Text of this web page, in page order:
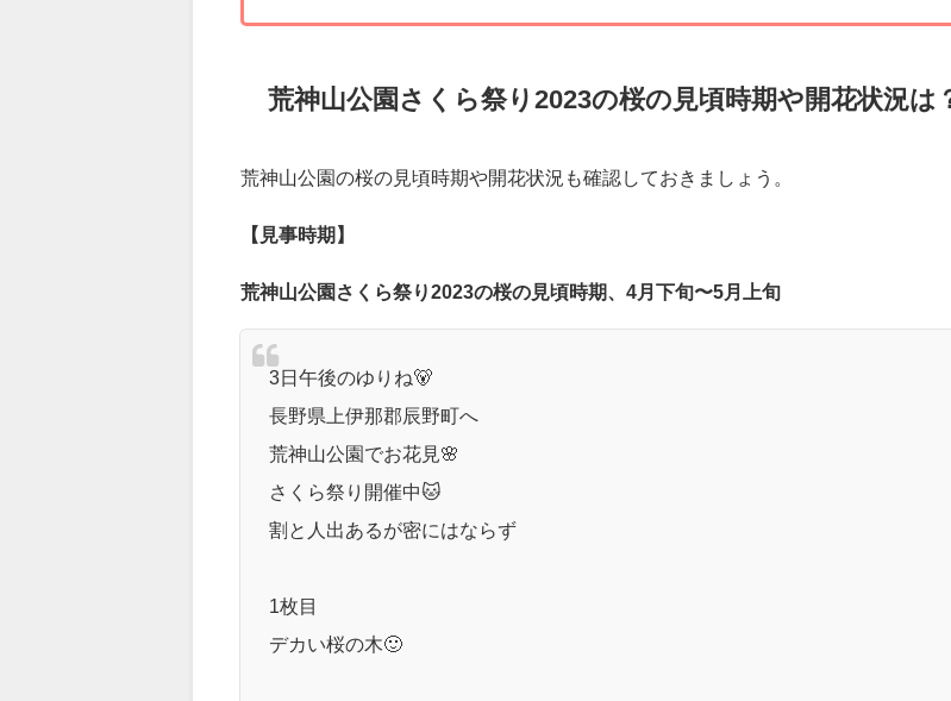
18：00〜21：00
荒神山公園さくら祭り2023の桜の見頃時期や開花状況は？
荒神山公園の桜の見頃時期や開花状況も確認しておきましょう。
【見事時期】
荒神山公園さくら祭り2023の桜の見頃時期、4月下旬〜5月上旬
3日午後のゆりね🐻
長野県上伊那郡辰野町へ
さくら祭り開催中🐱